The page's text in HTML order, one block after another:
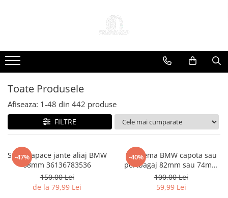
Anvelope
Anvelope Reconstruite
Anvelope Second-Hand
Anvelope SH iarna
Anvelope SH vara
Capace Jante
Jante NOI
Jante Second-Hand
Accesorii Auto
Toate Produsele
Afiseaza: 1-48 din 442 produse
FILTRE
-47%
Set 4 Capace jante aliaj BMW
68mm 36136783536
150,00 Lei
de la 79,99 Lei
-40%
Emblema BMW capota sau
portbagaj 82mm sau 74mm
(51 14-8132375)
100,00 Lei
59,99 Lei